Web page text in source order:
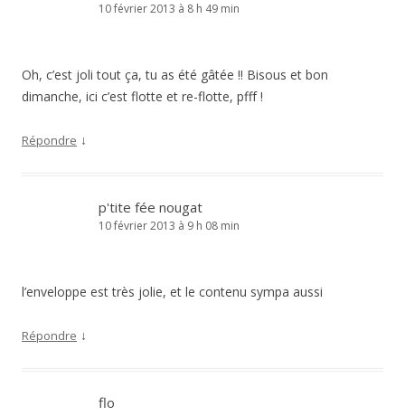
10 février 2013 à 8 h 49 min
Oh, c’est joli tout ça, tu as été gâtée !! Bisous et bon
dimanche, ici c’est flotte et re-flotte, pfff !
Répondre ↓
p'tite fée nougat
10 février 2013 à 9 h 08 min
l’enveloppe est très jolie, et le contenu sympa aussi
Répondre ↓
flo